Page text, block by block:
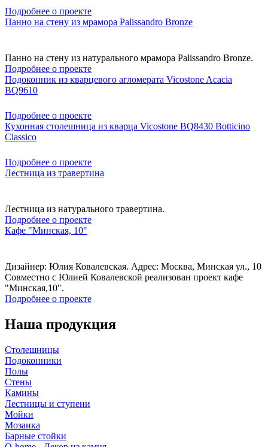
Подробнее о проекте
Панно на стену из мрамора Palissandro Bronze
Панно на стену из натурального мрамора Palissandro Bronze.
Подробнее о проекте
Подоконник из кварцевого агломерата Vicostone Acacia
BQ9610
Подробнее о проекте
Кухонная столешница из кварца Vicostone BQ8430 Botticino
Classico
Подробнее о проекте
Лестница из травертина
Лестница из натурального травертина.
Подробнее о проекте
Кафе "Минская, 10"
Дизайнер: Юлия Ковалевская. Адрес: Москва, Минская ул., 10
Совместно с Юлией Ковалевской реализован проект кафе
"Минская,10".
Подробнее о проекте
Наша продукция
Столешницы
Подоконники
Полы
Стены
Камины
Лестницы и ступени
Мойки
Мозаика
Барные стойки